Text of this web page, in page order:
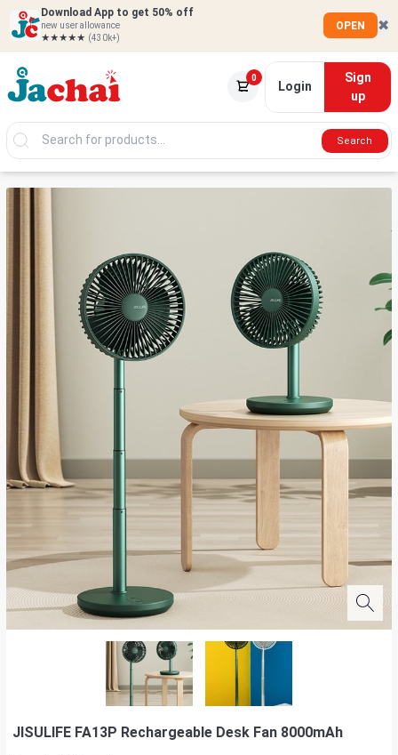
Download App to get 50% off
new user allowance
★★★★★ (430k+)
OPEN ✖
0
Login
Sign
up
Search
JISULIFE FA13P Rechargeable Desk Fan 8000mAh